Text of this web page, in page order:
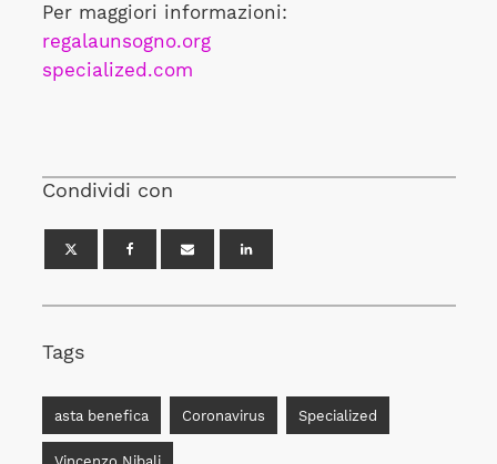
Per maggiori informazioni:
regalaunsogno.org
specialized.com
Condividi con
Tags
asta benefica Coronavirus Specialized